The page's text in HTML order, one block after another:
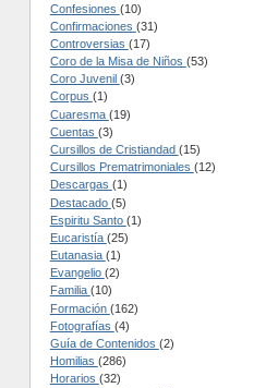
Confesiones (10)
Confirmaciones (31)
Controversias (17)
Coro de la Misa de Niños (53)
Coro Juvenil (3)
Corpus (1)
Cuaresma (19)
Cuentas (3)
Cursillos de Cristiandad (15)
Cursillos Prematrimoniales (12)
Descargas (1)
Destacado (5)
Espiritu Santo (1)
Eucaristía (25)
Eutanasia (1)
Evangelio (2)
Familia (10)
Formación (162)
Fotografías (4)
Guía de Contenidos (2)
Homilias (286)
Horarios (32)